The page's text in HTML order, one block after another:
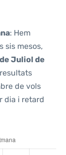
: Hem
sis mesos,
Juliol de
de vols
dia i retard